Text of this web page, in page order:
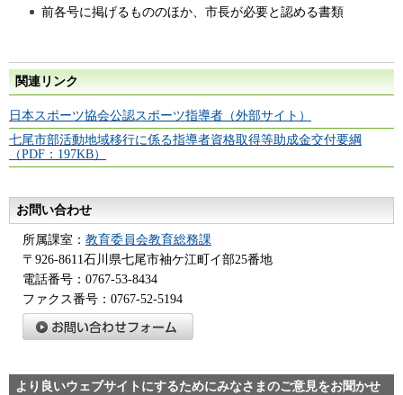
前各号に掲げるもののほか、市長が必要と認める書類
関連リンク
日本スポーツ協会公認スポーツ指導者（外部サイト）
七尾市部活動地域移行に係る指導者資格取得等助成金交付要綱
（PDF：197KB）
お問い合わせ
所属課室： 教育委員会教育総務課
〒926-8611石川県七尾市袖ケ江町イ部25番地
電話番号：0767-53-8434
ファクス番号：0767-52-5194
より良いウェブサイトにするためにみなさまのご意見をお聞かせ